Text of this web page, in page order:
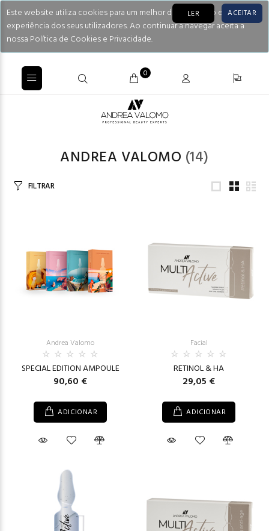
Este website utiliza cookies para um melhor desempenho e
experiência dos seus utilizadores. Ao continuar a navegar aceita a
nossa Política de Cookies e Privacidade.
LER ACEITAR
0
ANDREA VALOMO (14)
FILTRAR
Andrea Valomo
SPECIAL EDITION AMPOULE
90,60 €
ADICIONAR
Facial
RETINOL & HA
29,05 €
ADICIONAR